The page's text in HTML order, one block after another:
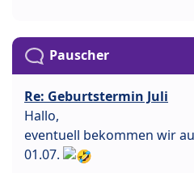
Pauscher
Re: Geburtstermin Juli
Hallo,
eventuell bekommen wir
01.07.